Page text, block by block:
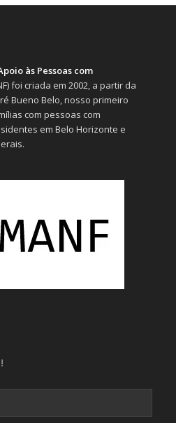
às Pessoas com
foi criada em 2002, a partir da
Bueno Belo, nosso primeiro
com pessoas com
em Belo Horizonte e